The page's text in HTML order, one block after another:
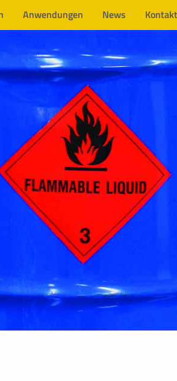
Anwendungen News Kontakt
einwandfreie